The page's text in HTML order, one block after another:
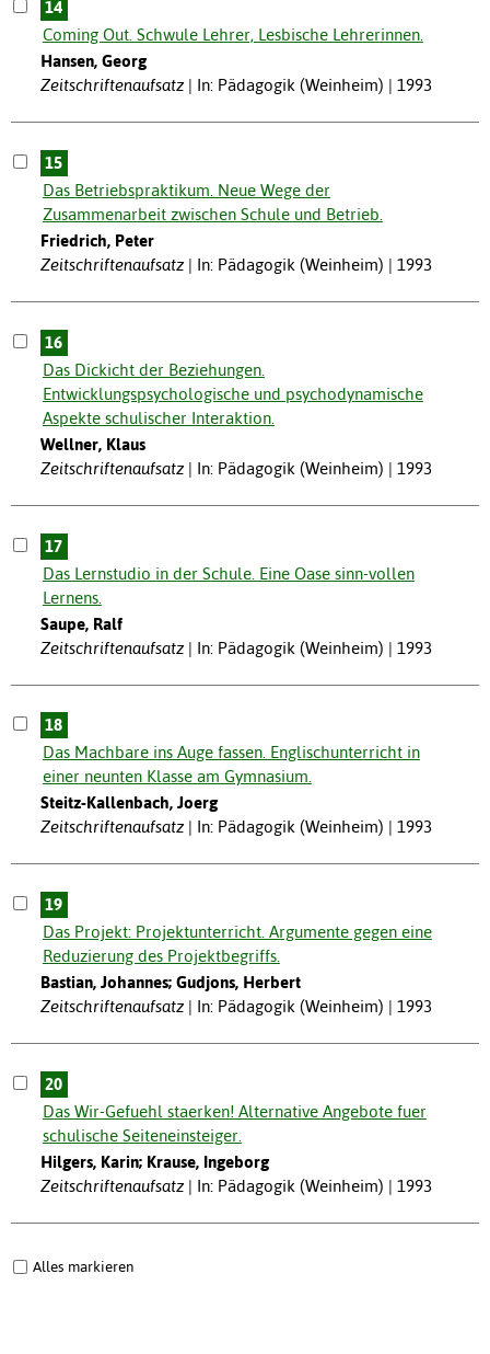
14
Coming Out. Schwule Lehrer, Lesbische Lehrerinnen.
Hansen, Georg
Zeitschriftenaufsatz
In: Pädagogik (Weinheim) | 1993
15
Das Betriebspraktikum. Neue Wege der
Zusammenarbeit zwischen Schule und Betrieb.
Friedrich, Peter
Zeitschriftenaufsatz
In: Pädagogik (Weinheim) | 1993
16
Das Dickicht der Beziehungen.
Entwicklungspsychologische und psychodynamische
Aspekte schulischer Interaktion.
Wellner, Klaus
Zeitschriftenaufsatz
In: Pädagogik (Weinheim) | 1993
17
Das Lernstudio in der Schule. Eine Oase sinn-vollen
Lernens.
Saupe, Ralf
Zeitschriftenaufsatz
In: Pädagogik (Weinheim) | 1993
18
Das Machbare ins Auge fassen. Englischunterricht in
einer neunten Klasse am Gymnasium.
Steitz-Kallenbach, Joerg
Zeitschriftenaufsatz
In: Pädagogik (Weinheim) | 1993
19
Das Projekt: Projektunterricht. Argumente gegen eine
Reduzierung des Projektbegriffs.
Bastian, Johannes; Gudjons, Herbert
Zeitschriftenaufsatz
In: Pädagogik (Weinheim) | 1993
20
Das Wir-Gefuehl staerken! Alternative Angebote fuer
schulische Seiteneinsteiger.
Hilgers, Karin; Krause, Ingeborg
Zeitschriftenaufsatz
In: Pädagogik (Weinheim) | 1993
Alles markieren